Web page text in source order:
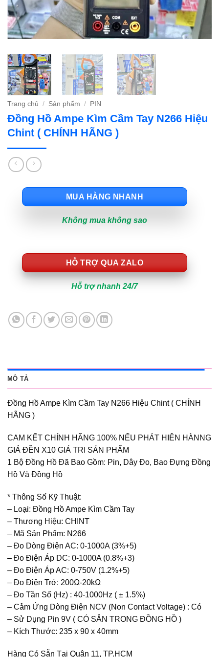
Trang chủ / Sản phẩm / PIN
Đồng Hồ Ampe Kìm Cầm Tay N266 Hiệu
Chint ( CHÍNH HÃNG )
MUA HÀNG NHANH
Không mua không sao
HỖ TRỢ QUA ZALO
Hỗ trợ nhanh 24/7
MÔ TẢ
Đồng Hồ Ampe Kìm Cầm Tay N266 Hiệu Chint ( CHÍNH
HÃNG )
CAM KẾT CHÍNH HÃNG 100% NẾU PHÁT HIÊN HÀNNG
GIẢ ĐỀN X10 GIÁ TRI SẢN PHẨM
1 Bộ Đồng Hồ Đã Bao Gồm: Pin, Dây Đo, Bao Đựng Đồng
Hồ Và Đồng Hồ
* Thông Số Kỹ Thuật:
– Loại: Đồng Hồ Ampe Kìm Cầm Tay
– Thương Hiệu: CHINT
– Mã Sản Phẩm: N266
– Đo Dòng Điện AC: 0-1000A (3%+5)
– Đo Điện Áp DC: 0-1000A (0.8%+3)
– Đo Điện Áp AC: 0-750V (1.2%+5)
– Đo Điện Trở: 200Ω-20kΩ
– Đo Tần Số (Hz) : 40-1000Hz ( ± 1.5%)
– Cảm Ứng Dòng Điện NCV (Non Contact Voltage) : Có
– Sử Dụng Pin 9V ( CÓ SẴN TRONG ĐỒNG HỒ )
– Kích Thước: 235 x 90 x 40mm
Hàng Có Sẵn Tại Quận 11, TP.HCM